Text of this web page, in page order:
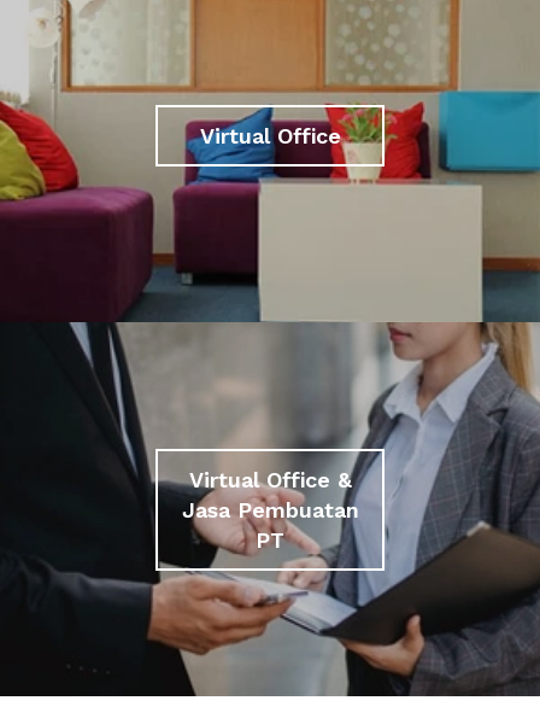
Virtual Office
Virtual Office &
Jasa Pembuatan
PT